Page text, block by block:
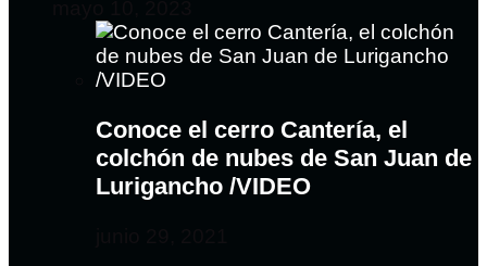
Conoce el cerro Cantería, el
colchón de nubes de San Juan de
Lurigancho /VIDEO